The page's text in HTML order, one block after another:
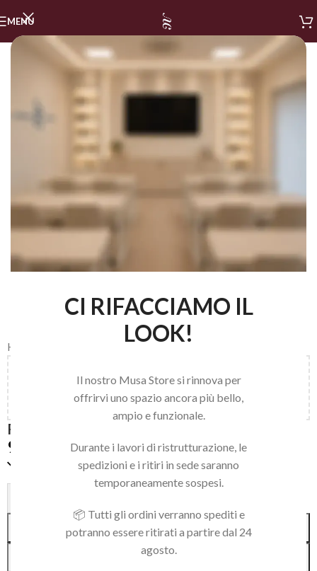
CI RIFACCIAMO IL
LOOK!
Il nostro Musa Store si rinnova per
offrirvi uno spazio ancora più bello,
ampio e funzionale.
Durante i lavori di ristrutturazione, le
spedizioni e i ritiri in sede saranno
temporaneamente sospesi.
📦 Tutti gli ordini verranno spediti e
potranno essere ritirati a partire dal 24
agosto.
MENU
Home
150,00€al carrello e ottieni la spedizione
RICAMBIO MEZZALUNA 100 30PZ W
9,50
Solo 2 pezzi disponibili
AGGIUNGI AL CARRELLO
ACQUISTA SUBITO